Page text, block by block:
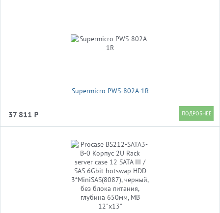
Supermicro PWS-802A-1R
37 811 ₽